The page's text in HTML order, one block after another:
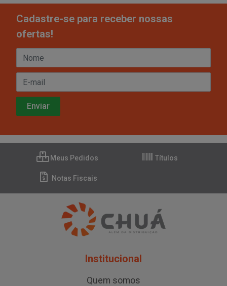
Cadastre-se para receber nossas
ofertas!
Meus Pedidos Títulos
Notas Fiscais
Institucional
Quem somos